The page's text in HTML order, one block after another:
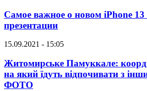
Самое важное о новом iPhone 13
презентации
15.09.2021 - 15:05
Житомирське Памуккале:
на який їдуть відпочивати з
ФОТО